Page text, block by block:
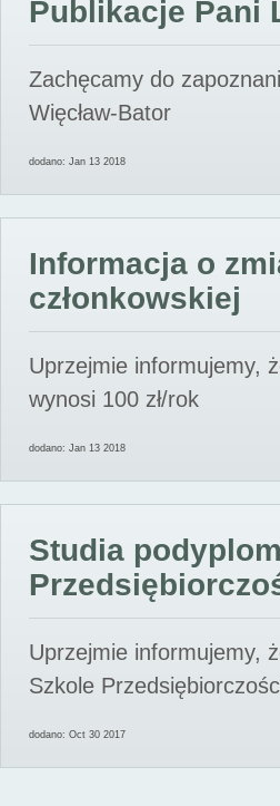
Publikacje Pani
Zachęcamy do
Więcław-Bator
dodano: Jan 13 2018
Informacja o
członkowskiej
Uprzejmie informujemy,
wynosi 100 zł/rok
dodano: Jan 13 2018
Studia
Uprzejmie informujemy,
Szkole
dodano: Oct 30 2017